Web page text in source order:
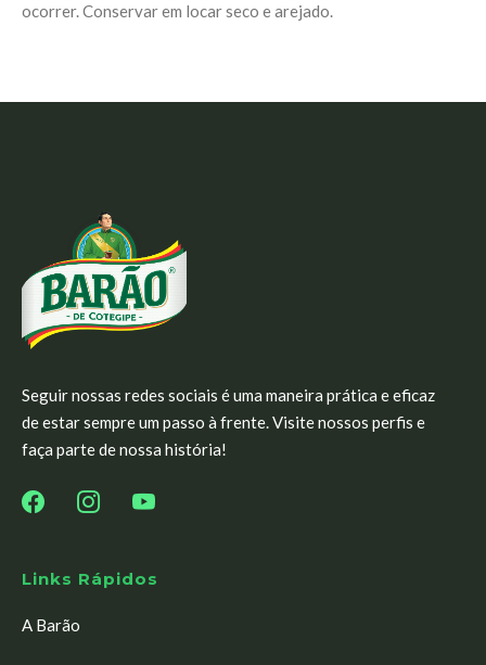
ocorrer. Conservar em locar seco e arejado.
Seguir nossas redes sociais é uma maneira prática e eficaz
de estar sempre um passo à frente. Visite nossos perfis e
faça parte de nossa história!
Links Rápidos
A Barão